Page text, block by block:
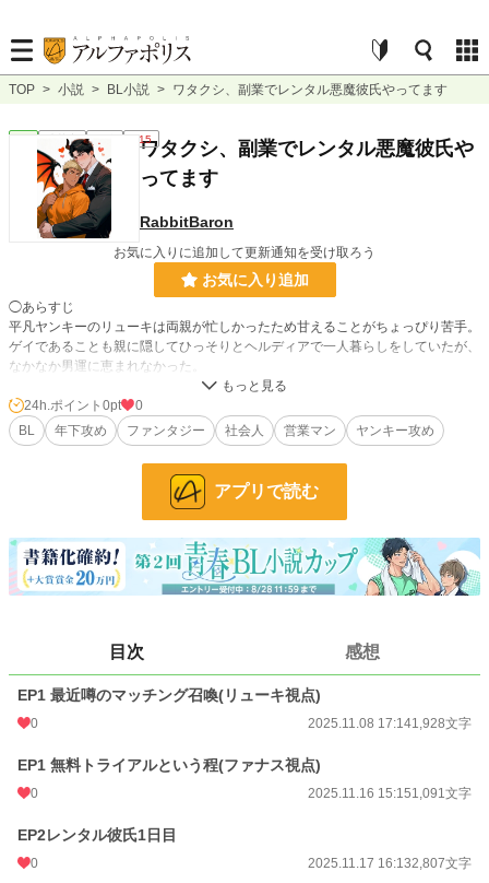
TOP > 小説 > BL小説 > ワタクシ、副業でレンタル悪魔彼氏やってます
連載中 R15
ワタクシ、副業でレンタル悪魔彼氏や
ってます
RabbitBaron
お気に入りに追加して更新通知を受け取ろう
お気に入り追加
◯あらすじ
平凡ヤンキーのリューキは両親が忙しかったため甘えることがちょっぴり苦手。
ゲイであることも親に隠してひっそりとヘルディアで一人暮らしをしていたが、
なかなか男運に恵まれなかった。
彼氏欲しさに異世界召喚に手をかけることにし、エリートインキュバスであるフ
ァナスとのマッチング召喚にする成功するが…？
ファナスは普段は悪魔営業で働く営業マンでビジネス契約のみのマッチングであ
った。しかし、なぜか「個人契約ならレンタル彼氏もします」と営業をかけてく
甘え下手なリューキと余裕たっぷりのファナス、異種族や異文化が交錯する都市
ヘルディアでの奇妙な契約生活は、少しずつ距離と信頼を育んでいく――
的な異世界交流が行われる一方で夜間や裏通りは少し治安が悪めの街である。
◯登場人物
💛リューキ(平凡ヤンキー)
表向きは強気で不良っぽいが、内心は甘え下手で寂しがりやで心優しい。
気性気質。異世界や非日常に巻き込まれることにワクワクする
24h.ポイント 0pt
0
BL
年下攻め ファンタジー 社会人 営業マン ヤンキー攻め
アプリで読む
目次 感想
EP1 最近噂のマッチング召喚(リューキ視点)
0 2025.11.08 17:141,928文字
EP1 無料トライアルという程(ファナス視点)
0 2025.11.16 15:151,091文字
EP2レンタル彼氏1日目
0 2025.11.17 16:132,807文字